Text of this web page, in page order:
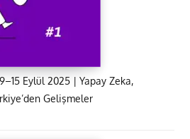
Eylül 2025 | Yapay Zeka,
Gelişmeler